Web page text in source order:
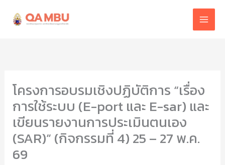
โครงการอบรมเชิงปฏิบัติการ “เรื่อง
การใช้ระบบ (E-port และ E-sar) และ
เขียนรายงานการประเมินตนเอง
(SAR)” (กิจกรรมที่ 4) 25 – 27 พ.ค.
69